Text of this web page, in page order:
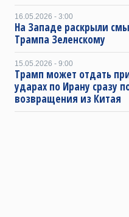
16.05.2026 - 3:00
На Западе раскрыли
Трампа Зеленскому
15.05.2026 - 9:00
Трамп может отдать
ударах по Ирану сразу
возвращения из Китая